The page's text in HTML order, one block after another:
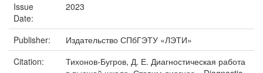
Issue
Date:
2023
Publisher:
Издательство СПбГЭТУ «ЛЭТИ»
Citation:
Тихонов-Бугров, Д. Е. Диагностическая работа